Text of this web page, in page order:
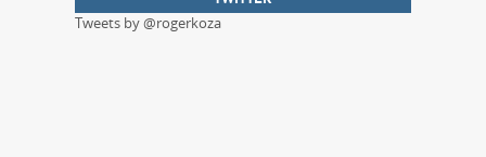
Tweets by @rogerkoza